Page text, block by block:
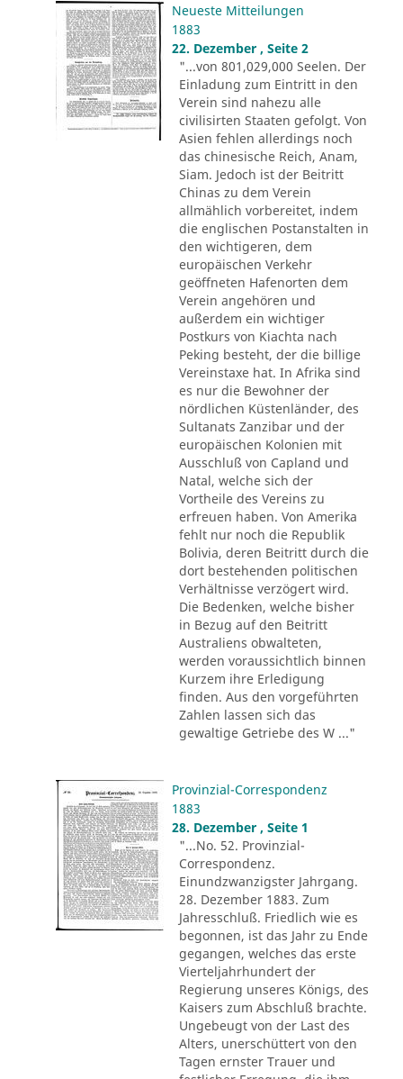
Neueste Mitteilungen
1883
22. Dezember , Seite 2
"...von 801,029,000 Seelen. Der
Einladung zum Eintritt in den
Verein sind nahezu alle
civilisirten Staaten gefolgt. Von
Asien fehlen allerdings noch
das chinesische Reich, Anam,
Siam. Jedoch ist der Beitritt
Chinas zu dem Verein
allmählich vorbereitet, indem
die englischen Postanstalten in
den wichtigeren, dem
europäischen Verkehr
geöffneten Hafenorten dem
Verein angehören und
außerdem ein wichtiger
Postkurs von Kiachta nach
Peking besteht, der die billige
Vereinstaxe hat. In Afrika sind
es nur die Bewohner der
nördlichen Küstenländer, des
Sultanats Zanzibar und der
europäischen Kolonien mit
Ausschluß von Capland und
Natal, welche sich der
Vortheile des Vereins zu
erfreuen haben. Von Amerika
fehlt nur noch die Republik
Bolivia, deren Beitritt durch die
dort bestehenden politischen
Verhältnisse verzögert wird.
Die Bedenken, welche bisher
in Bezug auf den Beitritt
Australiens obwalteten,
werden voraussichtlich binnen
Kurzem ihre Erledigung
finden. Aus den vorgeführten
Zahlen lassen sich das
gewaltige Getriebe des W ..."
Provinzial-Correspondenz
1883
28. Dezember , Seite 1
"...No. 52. Provinzial-
Correspondenz.
Einundzwanzigster Jahrgang.
28. Dezember 1883. Zum
Jahresschluß. Friedlich wie es
begonnen, ist das Jahr zu Ende
gegangen, welches das erste
Vierteljahrhundert der
Regierung unseres Königs, des
Kaisers zum Abschluß brachte.
Ungebeugt von der Last des
Alters, unerschüttert von den
Tagen ernster Trauer und